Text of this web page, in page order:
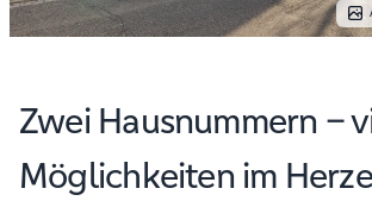
Zwei Hausnummern –
Möglichkeiten im